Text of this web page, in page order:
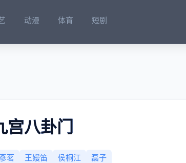
动漫 体育 短剧
宫八卦门
彥茗 王嫚笛 侯桐江
磊子